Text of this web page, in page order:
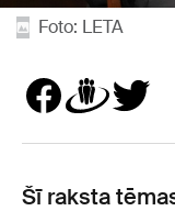
Foto: LETA
Šī raksta